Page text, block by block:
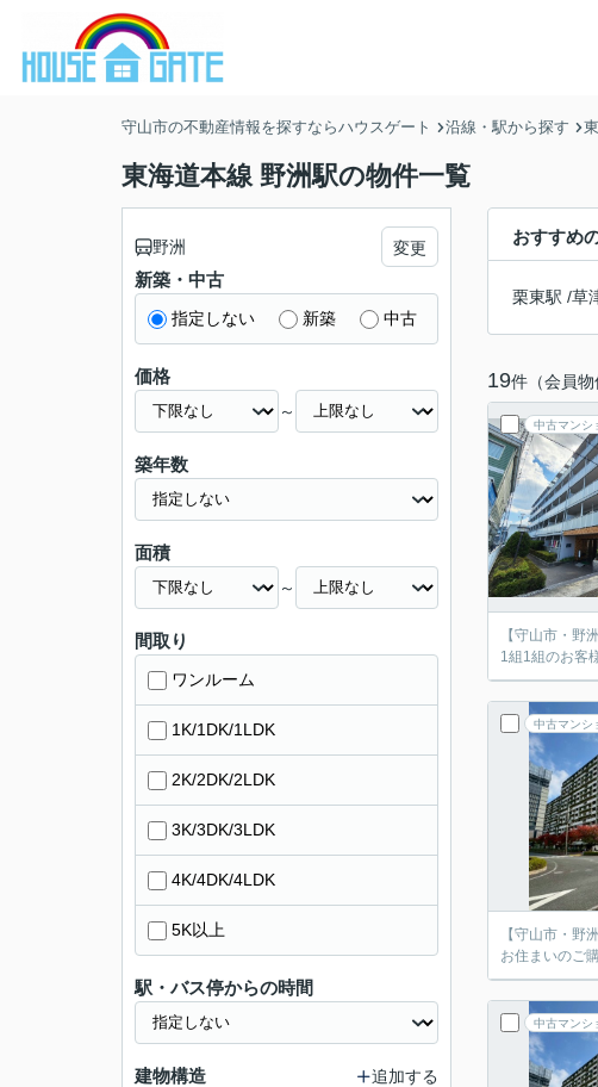
守山市の不動産情報を探すならハウスゲート 沿線・駅から探す
東海道本線 野洲駅の物件一覧
おすすめ
栗東駅 /草
19件（会員物
中古マンシ
【守山市・野
1組1組のお客
中古マンシ
【守山市・野
お住まいのご
中古マンシ
野洲 変更
新築・中古
指定しない 新築 中古
価格
～
築年数
面積
～
間取り
ワンルーム
1K/1DK/1LDK
2K/2DK/2LDK
3K/3DK/3LDK
4K/4DK/4LDK
5K以上
駅・バス停からの時間
建物構造 追加する